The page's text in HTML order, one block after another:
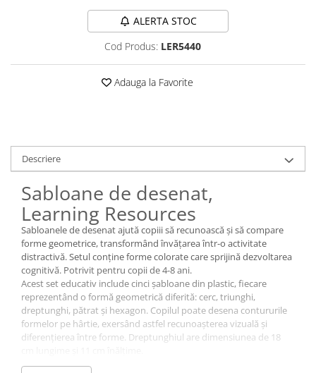
ALERTA STOC
Cod Produs: LER5440
Adauga la Favorite
Descriere
Sabloane de desenat,
Learning Resources
Sabloanele de desenat ajută copiii să recunoască și să compare
forme geometrice, transformând învățarea într-o activitate
distractivă. Setul conține forme colorate care sprijină dezvoltarea
cognitivă. Potrivit pentru copii de 4-8 ani.
Acest set educativ include cinci șabloane din plastic, fiecare
reprezentând o formă geometrică diferită: cerc, triunghi,
dreptunghi, pătrat și hexagon. Copilul poate desena contururile
formelor pe hârtie, exersând astfel recunoașterea vizuală și
diferențierea între forme. Dreptunghiul are dimensiunea de 18
Folosirea șabloanelor îi ajută pe cei mici să observe asemănările și